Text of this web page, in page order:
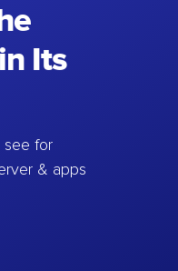
Its
see for
& apps